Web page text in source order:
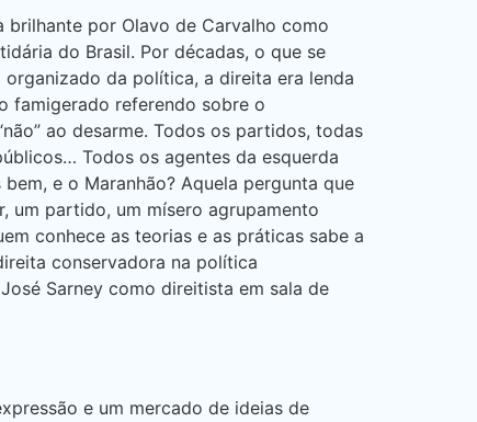
brilhante por Olavo de Carvalho como
do Brasil. Por décadas, o que se
da política, a direita era lenda
famigerado referendo sobre o
ao desarme. Todos os partidos, todas
Todos os agentes da esquerda
e o Maranhão? Aquela pergunta que
um partido, um mísero agrupamento
conhece as teorias e as práticas sabe a
conservadora na política
Sarney como direitista em sala de
e um mercado de ideias de